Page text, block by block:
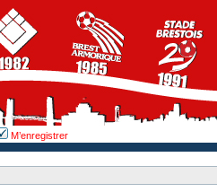
M’enregistrer